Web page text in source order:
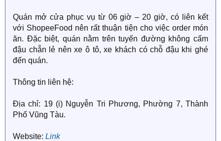
Quán mở cửa phục vụ từ 06 giờ – 20 giờ, có liên kết
với ShopeeFood nên rất thuận tiện cho việc order món
ăn. Đặc biệt, quán nằm trên tuyến đường không cấm
đậu chẵn lẻ nên xe ô tô, xe khách có chỗ đậu khi ghé
đến quán.
Thông tin liên hệ:
Địa chỉ: 19 (i) Nguyễn Tri Phương, Phường 7, Thành
Phố Vũng Tàu.
Website: Link